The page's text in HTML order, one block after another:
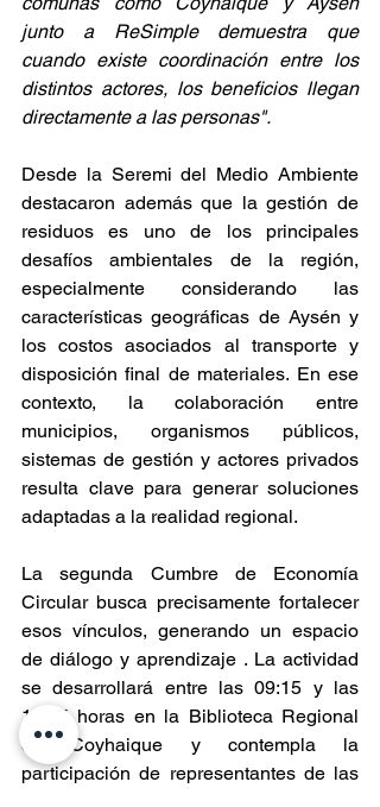
junto a ReSimple demuestra que
cuando existe coordinación entre los
distintos actores, los beneficios llegan
directamente a las personas".
Desde la Seremi del Medio Ambiente
destacaron además que la gestión de
residuos es uno de los principales
desafíos ambientales de la región,
especialmente considerando las
características geográficas de Aysén y
los costos asociados al transporte y
disposición final de materiales. En ese
contexto, la colaboración entre
municipios, organismos públicos,
sistemas de gestión y actores privados
resulta clave para generar soluciones
adaptadas a la realidad regional.
La segunda Cumbre de Economía
Circular busca precisamente fortalecer
esos vínculos, generando un espacio
de diálogo y aprendizaje . La actividad
se desarrollará entre las 09:15 y las
12:45 horas en la Biblioteca Regional
de Coyhaique y contempla la
participación de representantes de las